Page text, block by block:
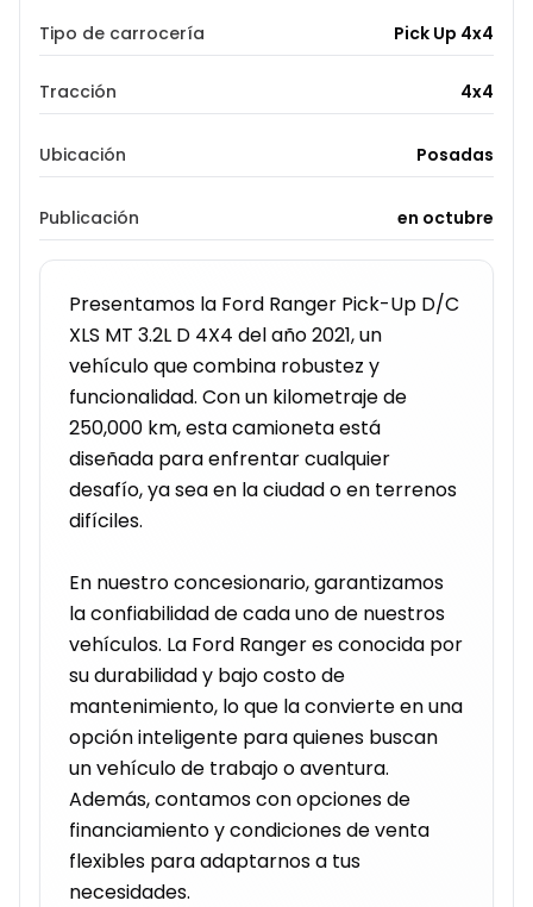
Tipo de carrocería Pick Up 4x4
Tracción 4x4
Ubicación Posadas
Publicación en octubre
Presentamos la Ford Ranger Pick-Up D/C
XLS MT 3.2L D 4X4 del año 2021, un
vehículo que combina robustez y
funcionalidad. Con un kilometraje de
250,000 km, esta camioneta está
diseñada para enfrentar cualquier
desafío, ya sea en la ciudad o en terrenos
difíciles.
En nuestro concesionario, garantizamos
la confiabilidad de cada uno de nuestros
vehículos. La Ford Ranger es conocida por
su durabilidad y bajo costo de
mantenimiento, lo que la convierte en una
opción inteligente para quienes buscan
un vehículo de trabajo o aventura.
Además, contamos con opciones de
financiamiento y condiciones de venta
flexibles para adaptarnos a tus
necesidades.